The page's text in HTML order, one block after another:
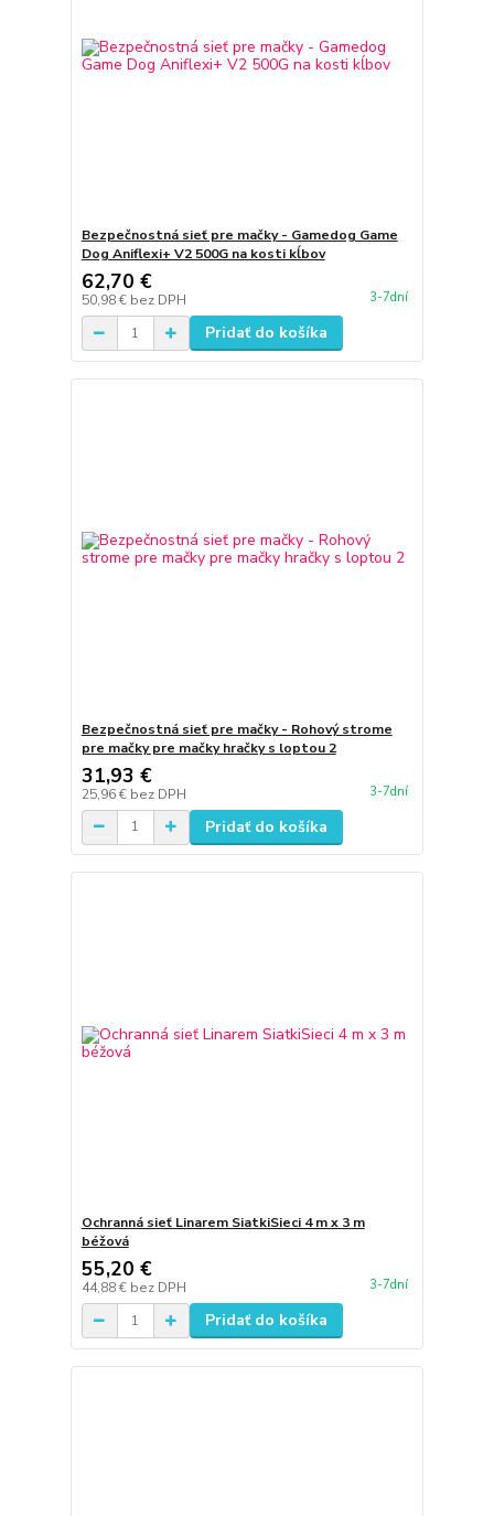
Bezpečnostná sieť pre mačky - Gamedog Game
Dog Aniflexi+ V2 500G na kosti kĺbov
62,70 €
50,98 € bez DPH 3-7dní
Pridať do košíka
Bezpečnostná sieť pre mačky - Rohový strome
pre mačky pre mačky hračky s loptou 2
31,93 €
25,96 € bez DPH 3-7dní
Pridať do košíka
Ochranná sieť Linarem SiatkiSieci 4 m x 3 m
béžová
55,20 €
44,88 € bez DPH 3-7dní
Pridať do košíka